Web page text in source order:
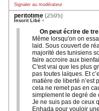
Signaler au modérateur
peritotime (2505)
Inscrit Libé +
On peut écrire de
Même lorsqu'on on
laid. Sous couvert de
majorité des tunisiens
faire accroire aux
C'est vrai que les plus
pas toutes laïques. Et
matière de liberté n’est
cela ne remet pas en
simplement le degré de
Je ne suis pas de ceux
Enhada pour vouloir